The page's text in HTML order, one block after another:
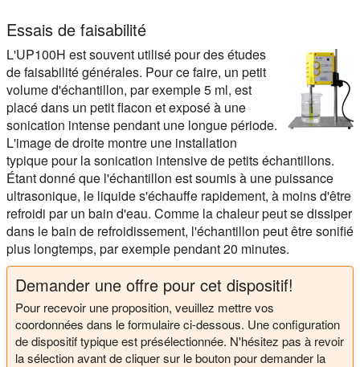
Essais de faisabilité
L'UP100H est souvent utilisé pour des études
de faisabilité générales. Pour ce faire, un petit
volume d'échantillon, par exemple 5 ml, est
placé dans un petit flacon et exposé à une
sonication intense pendant une longue période.
L'image de droite montre une installation
typique pour la sonication intensive de petits échantillons.
Étant donné que l'échantillon est soumis à une puissance
ultrasonique, le liquide s'échauffe rapidement, à moins d'être
refroidi par un bain d'eau. Comme la chaleur peut se dissiper
dans le bain de refroidissement, l'échantillon peut être sonifié
plus longtemps, par exemple pendant 20 minutes.
Demander une offre pour cet dispositif!
Pour recevoir une proposition, veuillez mettre vos
coordonnées dans le formulaire ci-dessous. Une configuration
de dispositif typique est présélectionnée. N'hésitez pas à revoir
la sélection avant de cliquer sur le bouton pour demander la